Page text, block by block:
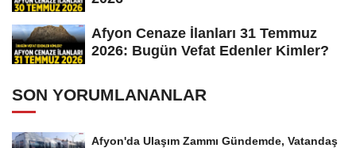
Afyon Cenaze İlanları 31 Temmuz
2026: Bugün Vefat Edenler Kimler?
SON YORUMLANANLAR
Afyon'da Ulaşım Zammı Gündemde, Vatandaş